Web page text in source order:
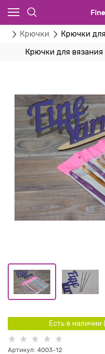
Крючки Крючки
Крючки для
Есть в наличии
Артикул: 4003-12